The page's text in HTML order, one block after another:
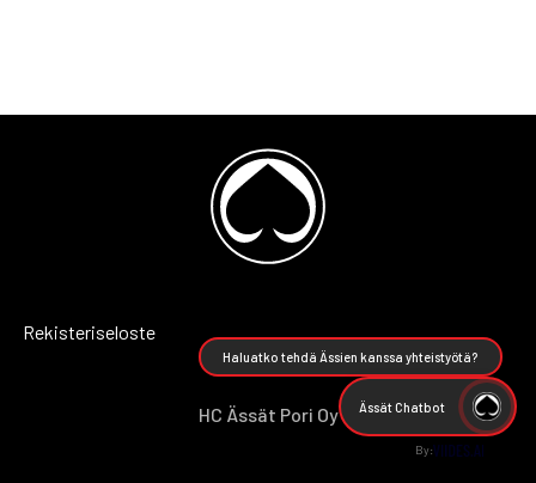
Rekisteriseloste
HC Ässät Pori Oy
Haluatko tehdä Ässien kanssa yhteistyötä?
Ässät Chatbot
By: